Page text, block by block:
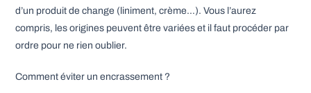
d’un produit de change (liniment, crème…). Vous l’aurez
compris, les origines peuvent être variées et il faut procéder par
ordre pour ne rien oublier.
Comment éviter un encrassement ?